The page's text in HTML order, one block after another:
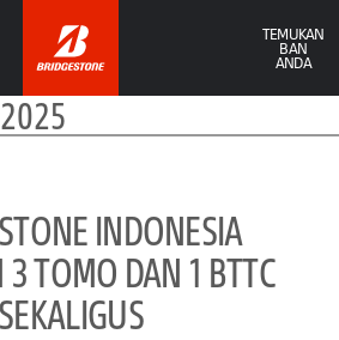
TEMUKAN
BAN
ANDA
INDONESIA
3 TOMO DAN 1 BTTC
SEKALIGUS